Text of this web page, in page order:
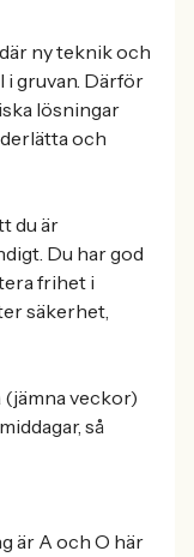
ny teknik och
gruvan. Därför
lösningar
och
du är
Du har god
frihet i
säkerhet,
veckor)
så
är A och O här